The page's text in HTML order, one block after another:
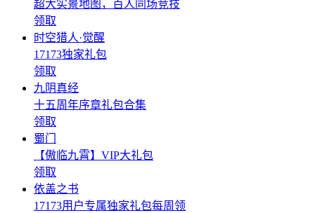
超大实景地图，百人同场竞技
领取
时空猎人·觉醒
17173独家礼包
领取
九阴真经
十五周年序章礼包合集
领取
蜀门
【傲临九霄】VIP大礼包
领取
依盖之书
17173用户专属独家礼包每周领